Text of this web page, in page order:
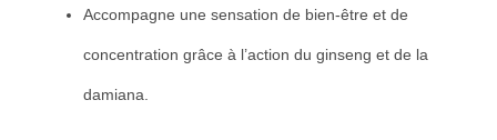
Accompagne une sensation de bien-être et de
concentration grâce à l’action du ginseng et de la
damiana.